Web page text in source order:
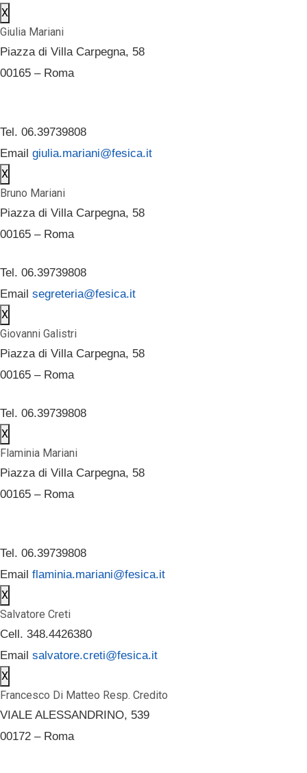
X
Giulia Mariani
Piazza di Villa Carpegna, 58
00165 – Roma
Tel. 06.39739808
Email giulia.mariani@fesica.it
X
Bruno Mariani
Piazza di Villa Carpegna, 58
00165 – Roma
Tel. 06.39739808
Email segreteria@fesica.it
X
Giovanni Galistri
Piazza di Villa Carpegna, 58
00165 – Roma
Tel. 06.39739808
X
Flaminia Mariani
Piazza di Villa Carpegna, 58
00165 – Roma
Tel. 06.39739808
Email flaminia.mariani@fesica.it
X
Salvatore Creti
Cell. 348.4426380
Email salvatore.creti@fesica.it
X
Francesco Di Matteo Resp. Credito
VIALE ALESSANDRINO, 539
00172 – Roma